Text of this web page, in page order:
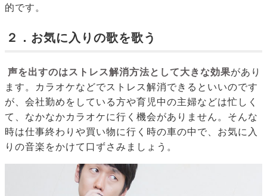
的です。
２．お気に入りの歌を歌う
声を出すのはストレス解消方法として大きな効果があり
ます。カラオケなどでストレス解消できるといいのです
が、会社勤めをしている方や育児中の主婦などは忙しく
て、なかなかカラオケに行く機会がありません。そんな
時は仕事終わりや買い物に行く時の車の中で、お気に入
りの音楽をかけて口ずさみましょう。